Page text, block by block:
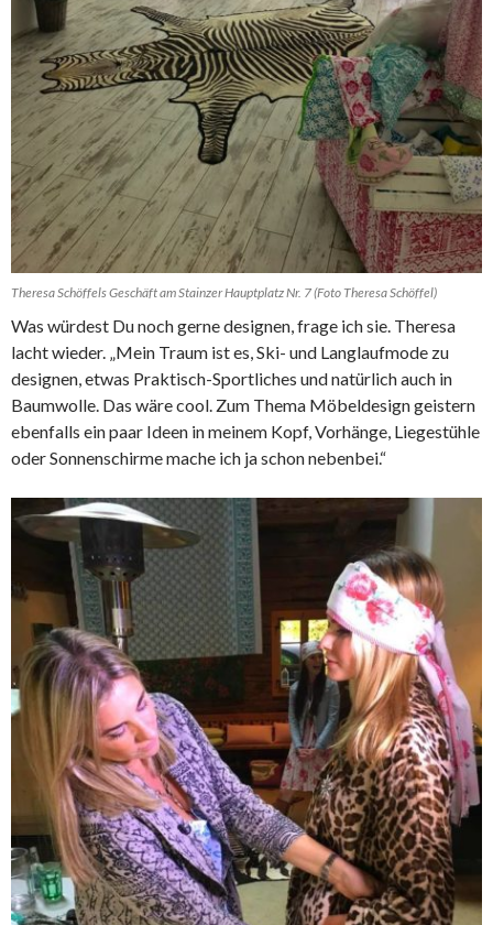
Theresa Schöffels Geschäft am Stainzer Hauptplatz Nr. 7 (Foto Theresa Schöffel)
Was würdest Du noch gerne designen, frage ich sie. Theresa
lacht wieder. „Mein Traum ist es, Ski- und Langlaufmode zu
designen, etwas Praktisch-Sportliches und natürlich auch in
Baumwolle. Das wäre cool. Zum Thema Möbeldesign geistern
ebenfalls ein paar Ideen in meinem Kopf, Vorhänge, Liegestühle
oder Sonnenschirme mache ich ja schon nebenbei.“